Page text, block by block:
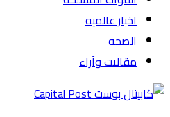
اخبار عالميه
الصحه
مقالات وآراء